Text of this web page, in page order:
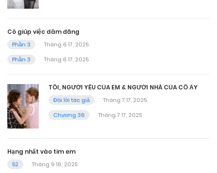
Cô giúp việc dâm đãng
Phần 3
Tháng 6 17, 2025
Phần 3
Tháng 6 17, 2025
TÔI, NGƯỜI YÊU CỦA EM & NGƯỜI NHÀ CỦA CÔ ẤY
Đôi lời tác giả
Tháng 7 17, 2025
Chương 36
Tháng 7 17, 2025
Hạng nhất vào tim em
52 Tháng 9 16, 2025